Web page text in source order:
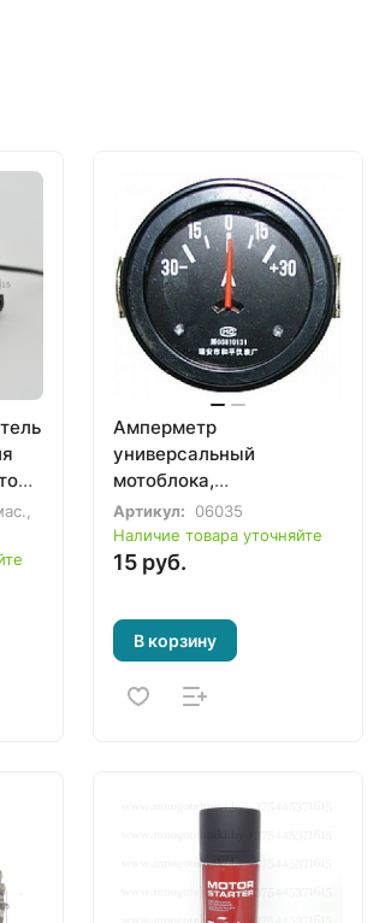
Амперметр
универсальный
мотоблока,
минитрактора
Артикул:
06035
Наличие товара уточняйте
15 руб.
В корзину